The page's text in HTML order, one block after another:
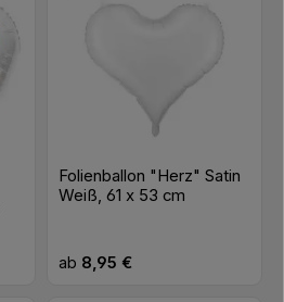
Folienballon "Herz" Satin
Weiß, 61 x 53 cm
Regulärer Preis:
ab 8,95 €